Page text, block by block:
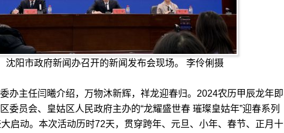
沈阳市政府新闻办召开的新闻发布会现场。 李伶俐摄
主任闫曦介绍，万物沐新辉，祥龙迎春归。2024农历甲辰龙年即
委员会、皇姑区人民政府主办的“龙耀盛世春 璀璨皇姑年”迎春系列
启动。本次活动历时72天，贯穿跨年、元旦、小年、春节、正月十